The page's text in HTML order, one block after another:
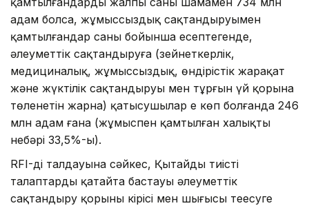
адам болса, жұмыссыздық сақтандыруымен
қамтылғандар саны бойынша есептегенде,
әлеуметтік сақтандыруға (зейнеткерлік,
медициналық, жұмыссыздық, өндірістік жарақат
және жүктілік сақтандыруы мен тұрғын үй қорына
төленетін жарна) қатысушылар ең көп болғанда 246
млн адам ғана (жұмыспен қамтылған халықтың
небәрі 33,5%-ы).
RFI-дің талдауына сәйкес, Қытайдың тиісті
талаптарды қатайта бастауы әлеуметтік
сақтандыру қорының кірісі мен шығысы теңесуге